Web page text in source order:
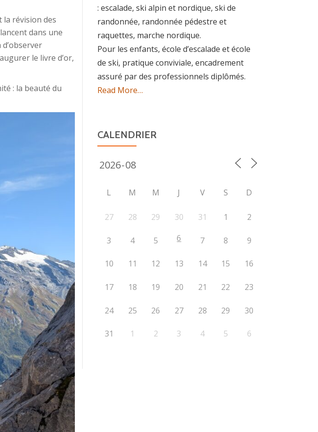
la révision des
dans une
le livre d’or,
: la beauté du
: escalade, ski alpin et nordique, ski de
randonnée, randonnée pédestre et
raquettes, marche nordique.
Pour les enfants, école d’escalade et école
de ski, pratique conviviale, encadrement
assuré par des professionnels diplômés.
Read Moreabout
…
CALENDRIER
L M M J V S D
27 28 29 30 31 1 2
3 4 5 6 7 8 9
10 11 12 13 14 15 16
17 18 19 20 21 22 23
24 25 26 27 28 29 30
31 1 2 3 4 5 6